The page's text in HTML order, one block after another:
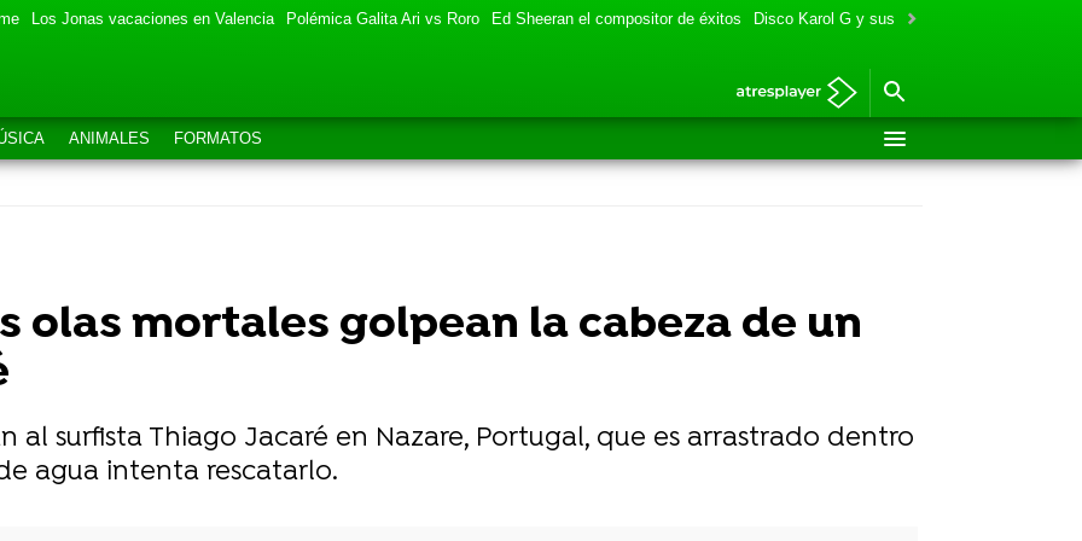
Los Jonas vacaciones en Valencia Polémica Galita Ari vs Roro Ed Sheeran el compositor de éxitos Disco Karol G y sus colaboraciones
ANIMALES FORMATOS
olas mortales golpean la cabeza de un
surfista Thiago Jacaré en Nazare, Portugal, que es arrastrado dentro
agua intenta rescatarlo.